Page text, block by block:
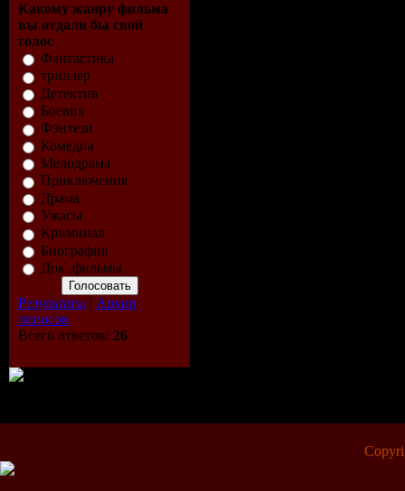
Какому жанру фильма
вы отдали бы свой
голос
Фантастика
триллер
Детектив
Боевик
Фэнтези
Комедиа
Мелодрама
Приключения
Драма
Ужасы
Криминал
Биография
Док. фильмы
Результаты | Архив
опросов
Всего ответов: 26